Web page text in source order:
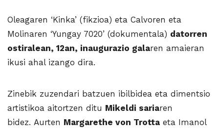
Oleagaren ‘Kinka’ (fikzioa) eta Calvoren eta
Molinaren ‘Yungay 7020’ (dokumentala) datorren
ostiralean, 12an, inaugurazio galaren amaieran
ikusi ahal izango dira.
Zinebik zuzendari batzuen ibilbidea eta dimentsio
artistikoa aitortzen ditu Mikeldi sariaren
bidez. Aurten Margarethe von Trotta eta Imanol